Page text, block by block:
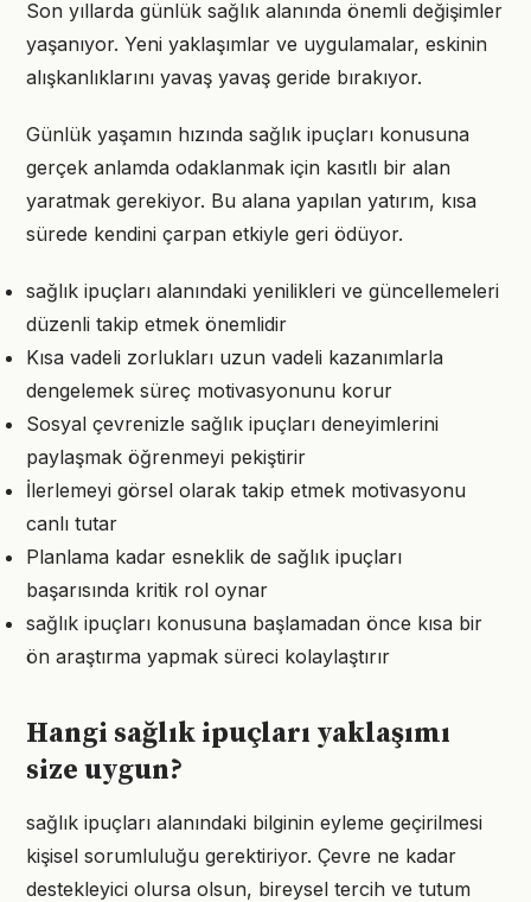
Son yıllarda günlük sağlık alanında önemli değişimler
yaşanıyor. Yeni yaklaşımlar ve uygulamalar, eskinin
alışkanlıklarını yavaş yavaş geride bırakıyor.
Günlük yaşamın hızında sağlık ipuçları konusuna
gerçek anlamda odaklanmak için kasıtlı bir alan
yaratmak gerekiyor. Bu alana yapılan yatırım, kısa
sürede kendini çarpan etkiyle geri ödüyor.
sağlık ipuçları alanındaki yenilikleri ve güncellemeleri
düzenli takip etmek önemlidir
Kısa vadeli zorlukları uzun vadeli kazanımlarla
dengelemek süreç motivasyonunu korur
Sosyal çevrenizle sağlık ipuçları deneyimlerini
paylaşmak öğrenmeyi pekiştirir
İlerlemeyi görsel olarak takip etmek motivasyonu
canlı tutar
Planlama kadar esneklik de sağlık ipuçları
başarısında kritik rol oynar
sağlık ipuçları konusuna başlamadan önce kısa bir
ön araştırma yapmak süreci kolaylaştırır
Hangi sağlık ipuçları yaklaşımı
size uygun?
sağlık ipuçları alanındaki bilginin eyleme geçirilmesi
kişisel sorumluluğu gerektiriyor. Çevre ne kadar
destekleyici olursa olsun, bireysel tercih ve tutum